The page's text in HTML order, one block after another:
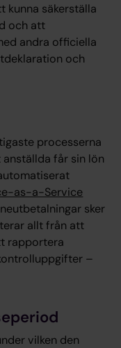
kunna säkerställa
och att
andra officiella
och
processerna
får sin lön
as-a-Service
sker
allt från att
rapportera
–
vilken den